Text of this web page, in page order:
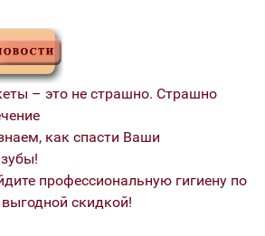
– это не страшно. Страшно
как спасти Ваши
профессиональную гигиену по
скидкой!